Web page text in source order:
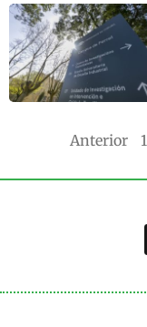
Anterior 1